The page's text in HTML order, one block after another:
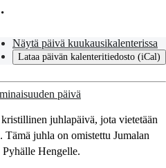
Näytä päivä kuukausikalenterissa
Lataa päivän kalenteritiedosto (iCal)
juhlapäivä, jota vietetään
juhla on omistettu Jumalan
Hengelle.